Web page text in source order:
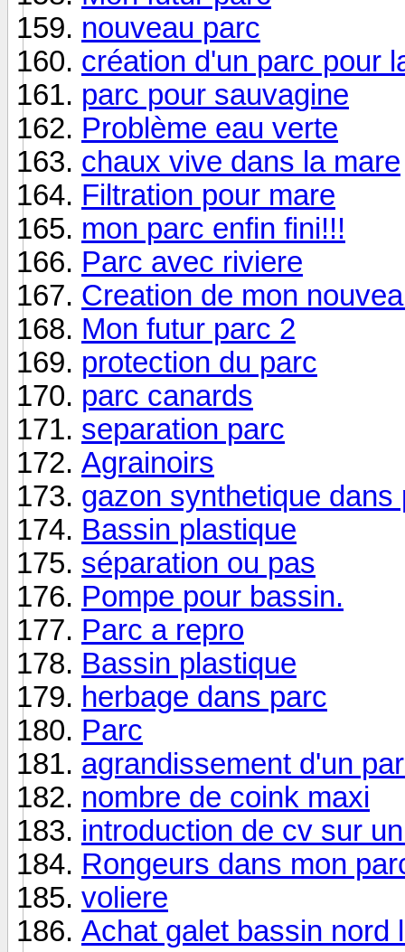
nouveau parc
création d'un parc pour
parc pour sauvagine
Problème eau verte
chaux vive dans la mare
Filtration pour mare
mon parc enfin fini!!!
Parc avec riviere
Creation de mon
Mon futur parc 2
protection du parc
parc canards
separation parc
Agrainoirs
gazon synthetique dans
Bassin plastique
séparation ou pas
Pompe pour bassin.
Parc a repro
Bassin plastique
herbage dans parc
Parc
agrandissement d'un
nombre de coink maxi
introduction de cv sur
Rongeurs dans mon
voliere
Achat galet bassin nord